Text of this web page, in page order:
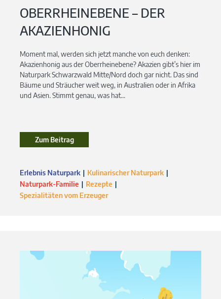
OBERRHEINEBENE – DER
AKAZIENHONIG
Moment mal, werden sich jetzt manche von euch denken:
Akazienhonig aus der Oberrheinebene? Akazien gibt’s hier im
Naturpark Schwarzwald Mitte/Nord doch gar nicht. Das sind
Bäume und Sträucher weit weg, in Australien oder in Afrika
und Asien. Stimmt genau, was hat...
Zum Beitrag
Erlebnis Naturpark
Kulinarischer Naturpark
Naturpark-Familie
Rezepte
Spezialitäten vom Erzeuger